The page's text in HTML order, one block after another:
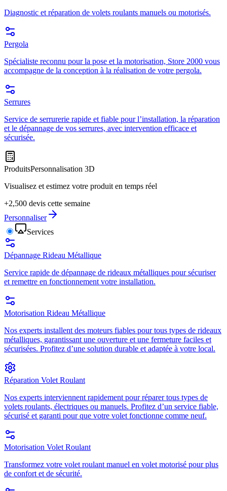
Diagnostic et réparation de volets roulants manuels ou motorisés.
Pergola
Spécialiste reconnu pour la pose et la motorisation, Store 2000 vous
accompagne de la conception à la réalisation de votre pergola.
Serrures
Service de serrurerie rapide et fiable pour l’installation, la réparation
et le dépannage de vos serrures, avec intervention efficace et
sécurisée.
ProduitsPersonnalisation 3D
Visualisez et estimez votre produit en temps réel
+2,500 devis cette semaine
Personnaliser
Services
Dépannage Rideau Métallique
Service rapide de dépannage de rideaux métalliques pour sécuriser
et remettre en fonctionnement votre installation.
Motorisation Rideau Métallique
Nos experts installent des moteurs fiables pour tous types de rideaux
métalliques, garantissant une ouverture et une fermeture faciles et
sécurisées. Profitez d’une solution durable et adaptée à votre local.
Réparation Volet Roulant
Nos experts interviennent rapidement pour réparer tous types de
volets roulants, électriques ou manuels. Profitez d’un service fiable,
sécurisé et garanti pour que votre volet fonctionne comme neuf.
Motorisation Volet Roulant
Transformez votre volet roulant manuel en volet motorisé pour plus
de confort et de sécurité.